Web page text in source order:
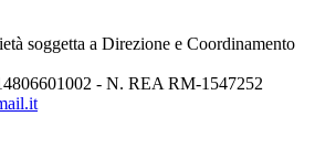
soggetta a Direzione e Coordinamento
- N. REA RM-1547252